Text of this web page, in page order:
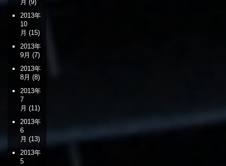
月 (9)
2013年
10
月 (15)
2013年
9月 (7)
2013年
8月 (8)
2013年
7
月 (11)
2013年
6
月 (13)
2013年
5